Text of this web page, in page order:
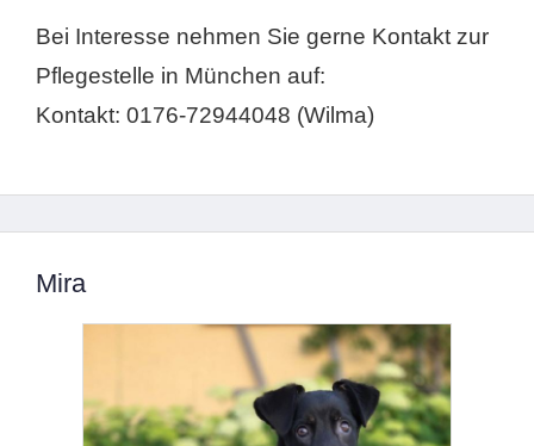
Bei Interesse nehmen Sie gerne Kontakt zur
Pflegestelle in München auf:
Kontakt: 0176-72944048 (Wilma)
Mira